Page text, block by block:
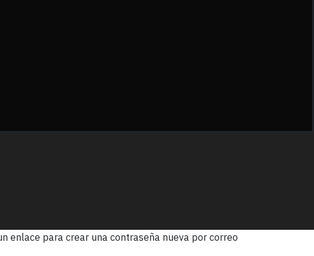
enlace para crear una contraseña nueva por correo